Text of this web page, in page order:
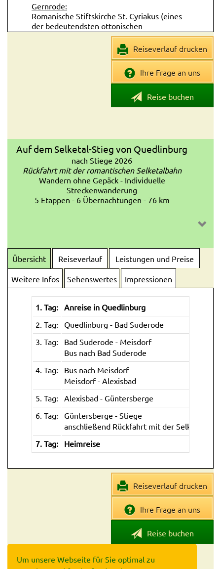
Um unsere Webseite für Sie optimal zu
Gernrode:
Romanische Stiftskirche St. Cyriakus (eines
der bedeutendsten ottonischen
Architekturdenkmale in Deutschland,
erstmalig erwähnt 961 / im Jahre 1521
wurde die Kirche, als eine der weltweit
ersten, protestantisch / ältestes erhaltenes
Heiliges Grab in Deutschland)
Roseburg (gelegen an B185, englischer
Ballenstedt:
Schloß Ballenstedt (barocker dreiflügeliger
Bau, Grabstätte Albrecht des Bären)
Schloßpark Ballenstedt (teilw. englischer
Landschaftspark, angelegt in der 2. Hälfte
Rittersaal , eine voll funktionstüchtige „alte“
mit hochmittelalterlichen Glasfenstern und
Mägdesprung:
Hüttenmuseum Carlswerk (Ausstellung zur
Entwicklung und industriegeschichtlichen
Bedeutung Mägdesprungs,
Maschinenausstellung)
Alexisbad:
Kapelle Alexisbad (nach Entwürfen von Karl
Friedrich Schinkel in den Jahren 1812-1815
erbauter Teepavillon, später als Kirche
genutzt)
Straßberg:
Bergwerksmuseum „Grube Glasebach“
(untertägige Ausstellung rund um das
dem 18. Jahrhundert)
Mausefallen & Kuriositätenmuseum (u.a.
Sammlung von Mausefallen und
einer nordischen Stabkirche
Reiseverlauf drucken
Ihre Frage an uns
Reise buchen
Auf dem Selketal-Stieg von Quedlinburg
nach Stiege 2026
Rückfahrt mit der romantischen Selketalbahn
Wandern ohne Gepäck - Individuelle
Streckenwanderung
5 Etappen - 6 Übernachtungen - 76 km
Übersicht Reiseverlauf Leistungen und Preise
Weitere Infos Sehenswertes Impressionen
1. Tag: Anreise in Quedlinburg
2. Tag:
Quedlinburg - Bad Suderode
3. Tag:
Bad Suderode - Meisdorf
Bus nach Bad Suderode
4. Tag:
Bus nach Meisdorf
Meisdorf - Alexisbad
5. Tag:
Alexisbad - Güntersberge
6. Tag:
Güntersberge - Stiege
anschließend Rückfahrt mit der
7. Tag:
Heimreise
Reiseverlauf drucken
Ihre Frage an uns
Reise buchen